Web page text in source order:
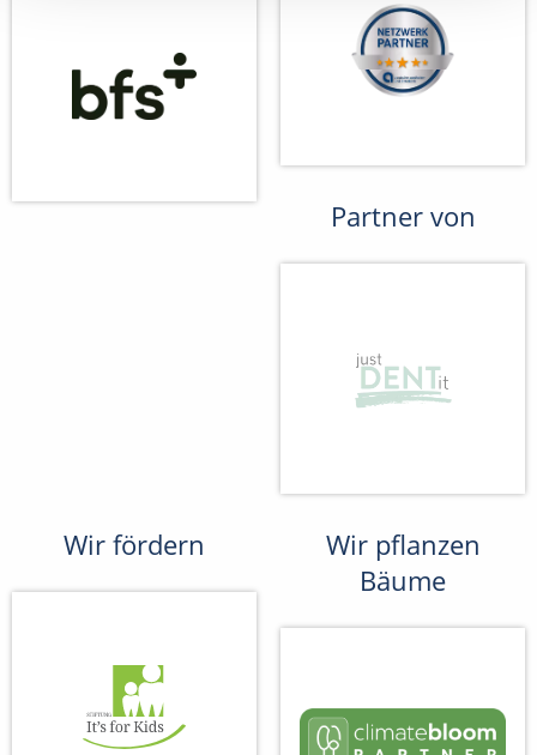
Partner von
Wir fördern
Wir pflanzen
Bäume